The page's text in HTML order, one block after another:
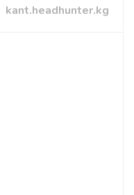
kant.headhunter.kg